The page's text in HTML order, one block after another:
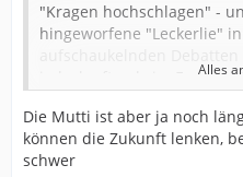
"Kragen hochschlagen" -
hingeworfene "Leckerlie"
jedoch oftmals im Forum
Letztlich ist es doch immer
wird sich gegenseitig
Alles
Die Mutti ist aber ja noch
können die Zukunft lenken,
schwer